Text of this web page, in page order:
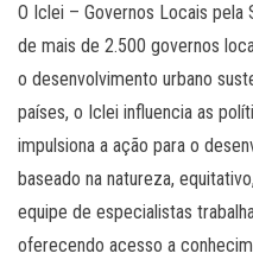
O Iclei – Governos Locais pela
de mais de 2.500 governos
o desenvolvimento urbano
países, o Iclei influencia as
impulsiona a ação para o
baseado na natureza,
equipe de especialistas
oferecendo acesso a